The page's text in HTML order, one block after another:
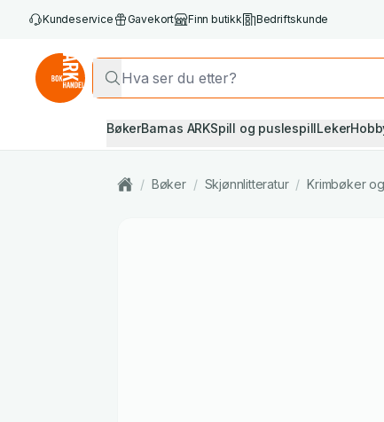
Kundeservice Gavekort Finn butikk Bedriftskunde
BøkerBarnas ARKSpill og puslespillLeker
/ Bøker / Skjønnlitteratur / Krimbøker